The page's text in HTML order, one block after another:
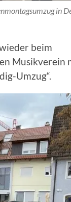
in
beim
Musikverein
Umzug“.